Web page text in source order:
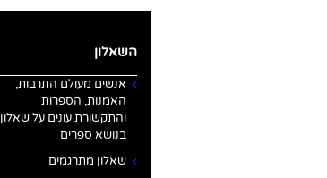
השאלון
אנשים מעולם התרבות,
האמנות, הספרות
והתקשורת עונים על שאלון
בנושא ספרים
שאלון מתרגמים